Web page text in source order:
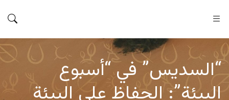
“السديس” في “أسبوع
البيئة”: الحفاظ على البيئة